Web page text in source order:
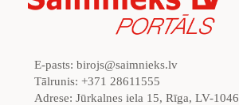
E-pasts: birojs@saimnieks.lv
Tālrunis: +371 28611555
Adrese: Jūrkalnes iela 15, Rīga, LV-1046